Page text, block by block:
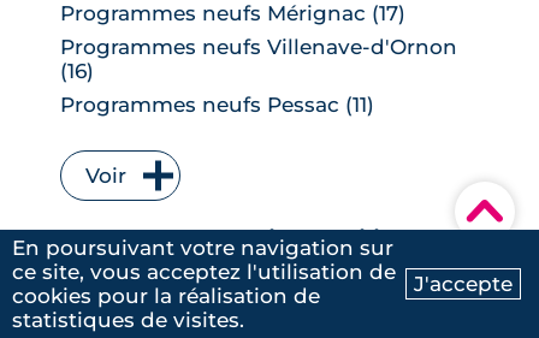
Ma recherche Contactez-nous
▾
Programmes neufs Mérignac (17)
Programmes neufs Villenave-d'Ornon
(16)
Programmes neufs Pessac (11)
Programmes neufs Bruges (7)
Programmes neufs Floirac (7)
Programmes neufs Le Bouscat (6)
Programmes neufs Cenon (6)
Programmes neufs Lormont (6)
Voir
Programmes immobiliers en
centre-ville
Programmes neufs Bastide (18)
En poursuivant votre navigation sur
ce site, vous acceptez l'utilisation de
cookies pour la réalisation de
statistiques de visites.
J'accepte